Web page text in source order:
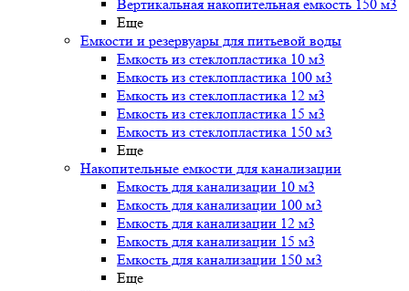
Вертикальная накопительная емкость 150 м3
Еще
Емкости и резервуары для питьевой воды
Емкость из стеклопластика 10 м3
Емкость из стеклопластика 100 м3
Емкость из стеклопластика 12 м3
Емкость из стеклопластика 15 м3
Емкость из стеклопластика 150 м3
Еще
Накопительные емкости для канализации
Емкость для канализации 10 м3
Емкость для канализации 100 м3
Емкость для канализации 12 м3
Емкость для канализации 15 м3
Емкость для канализации 150 м3
Еще